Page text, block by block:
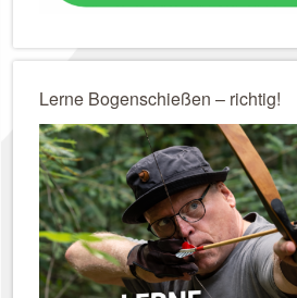
Lerne Bogenschießen – richtig!